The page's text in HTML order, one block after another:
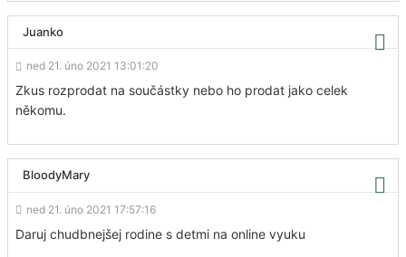
Juanko
ned 21. úno 2021 13:01:20
Zkus rozprodat na součástky nebo ho prodat jako celek
někomu.
BloodyMary
ned 21. úno 2021 17:57:16
Daruj chudbnejšej rodine s detmi na online vyuku